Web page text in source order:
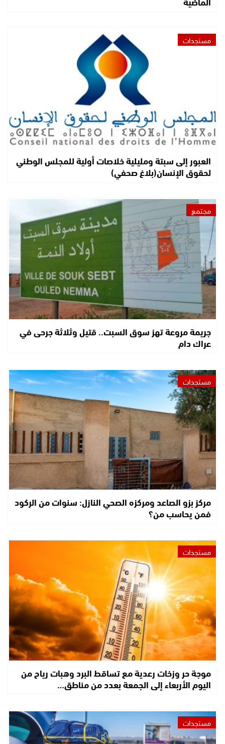
مستجدات
العبور إلى سبتة ومليلية خلاصات أولية للمجلس الوطني
لحقوق الإنسان(بلاغ صحفي)
مجتمع
جريمة مروعة تهز سوق السبت.. قتيل وثلاثة جرحى في
عراك دام
مستجدات
مركز بزو الصاعد ومركزه الصحي النازل: سنوات من الركود
فمن يحاسب من؟
مستجدات
موجة حر وزخات رعدية مع تساقط البرد وهبات رياح من
اليوم الأربعاء إلى الجمعة بعدد من مناطق…
مستجدات